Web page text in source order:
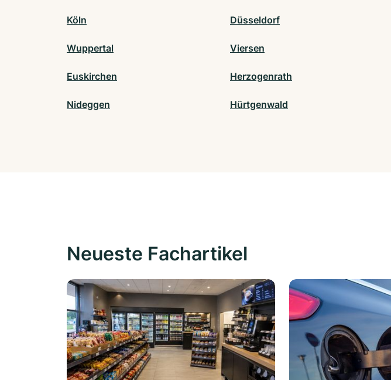
Köln Düsseldorf
Wuppertal Viersen
Euskirchen Herzogenrath
Nideggen Hürtgenwald
Neueste Fachartikel